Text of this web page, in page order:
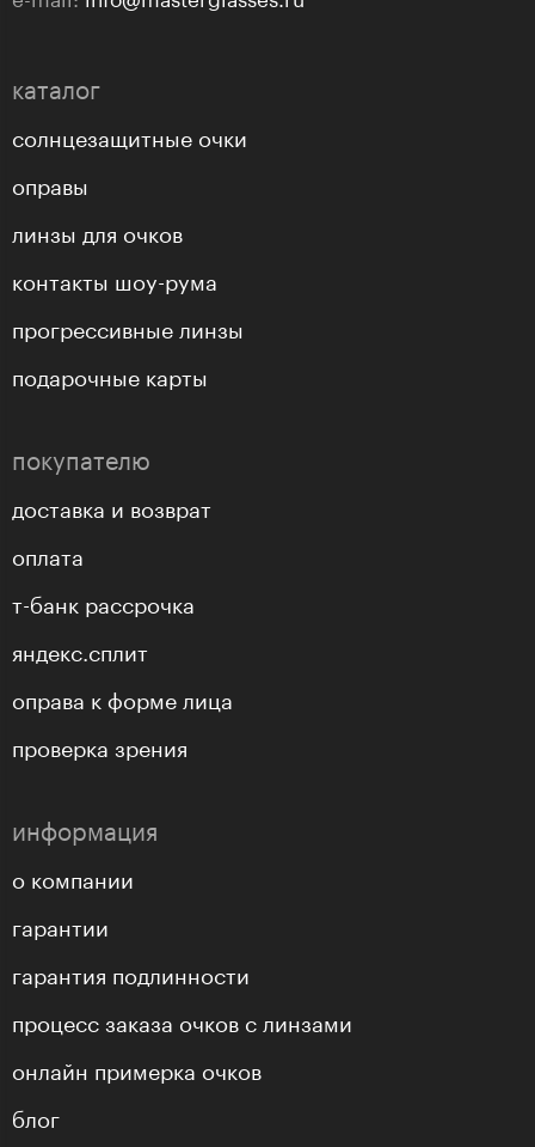
каталог
солнцезащитные очки
оправы
линзы для очков
контакты шоу-рума
прогрессивные линзы
подарочные карты
покупателю
доставка и возврат
оплата
т-банк рассрочка
яндекс.сплит
оправа к форме лица
проверка зрения
информация
о компании
гарантии
гарантия подлинности
процесс заказа очков с линзами
онлайн примерка очков
блог